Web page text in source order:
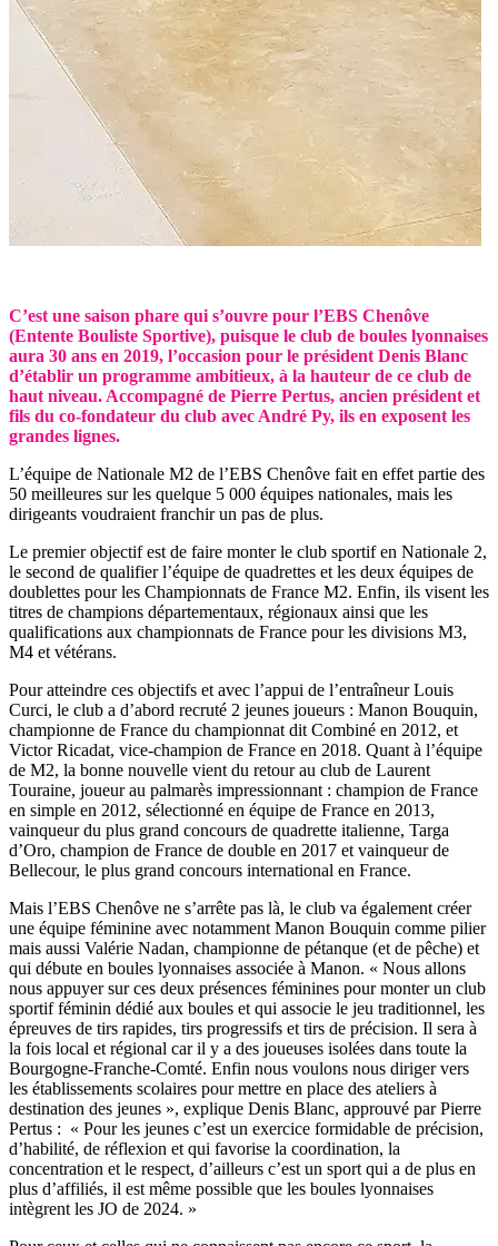
C’est une saison phare qui s’ouvre pour l’EBS Chenôve
(Entente Bouliste Sportive), puisque le club de boules lyonnaises
aura 30 ans en 2019, l’occasion pour le président Denis Blanc
d’établir un programme ambitieux, à la hauteur de ce club de
haut niveau. Accompagné de Pierre Pertus, ancien président et
fils du co-fondateur du club avec André Py, ils en exposent les
grandes lignes.
L’équipe de Nationale M2 de l’EBS Chenôve fait en effet partie des
50 meilleures sur les quelque 5 000 équipes nationales, mais les
dirigeants voudraient franchir un pas de plus.
Le premier objectif est de faire monter le club sportif en Nationale 2,
le second de qualifier l’équipe de quadrettes et les deux équipes de
doublettes pour les Championnats de France M2. Enfin, ils visent les
titres de champions départementaux, régionaux ainsi que les
qualifications aux championnats de France pour les divisions M3,
M4 et vétérans.
Pour atteindre ces objectifs et avec l’appui de l’entraîneur Louis
Curci, le club a d’abord recruté 2 jeunes joueurs : Manon Bouquin,
championne de France du championnat dit Combiné en 2012, et
Victor Ricadat, vice-champion de France en 2018. Quant à l’équipe
de M2, la bonne nouvelle vient du retour au club de Laurent
Touraine, joueur au palmarès impressionnant : champion de France
en simple en 2012, sélectionné en équipe de France en 2013,
vainqueur du plus grand concours de quadrette italienne, Targa
d’Oro, champion de France de double en 2017 et vainqueur de
Bellecour, le plus grand concours international en France.
Mais l’EBS Chenôve ne s’arrête pas là, le club va également créer
une équipe féminine avec notamment Manon Bouquin comme pilier
mais aussi Valérie Nadan, championne de pétanque (et de pêche) et
qui débute en boules lyonnaises associée à Manon. « Nous allons
nous appuyer sur ces deux présences féminines pour monter un club
sportif féminin dédié aux boules et qui associe le jeu traditionnel, les
épreuves de tirs rapides, tirs progressifs et tirs de précision. Il sera à
la fois local et régional car il y a des joueuses isolées dans toute la
Bourgogne-Franche-Comté. Enfin nous voulons nous diriger vers
les établissements scolaires pour mettre en place des ateliers à
destination des jeunes », explique Denis Blanc, approuvé par Pierre
Pertus : « Pour les jeunes c’est un exercice formidable de précision,
d’habilité, de réflexion et qui favorise la coordination, la
concentration et le respect, d’ailleurs c’est un sport qui a de plus en
plus d’affiliés, il est même possible que les boules lyonnaises
intègrent les JO de 2024. »